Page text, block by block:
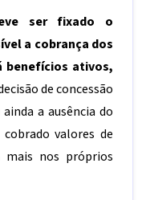
ser fixado o
a cobrança dos
benefícios ativos,
de concessão
a ausência do
valores de
mais nos próprios